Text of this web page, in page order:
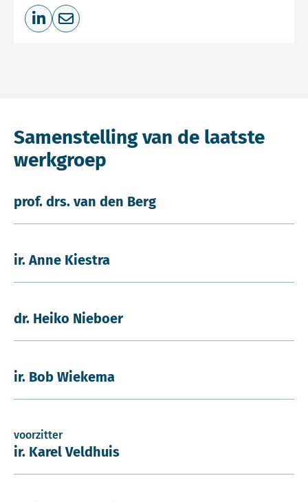
Deel op LinkedIn
Deel via e-mail
Samenstelling van de laatste
werkgroep
prof. drs. van den Berg
ir. Anne Kiestra
dr. Heiko Nieboer
ir. Bob Wiekema
voorzitter
ir. Karel Veldhuis